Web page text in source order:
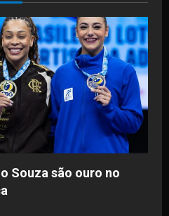
Souza são ouro no